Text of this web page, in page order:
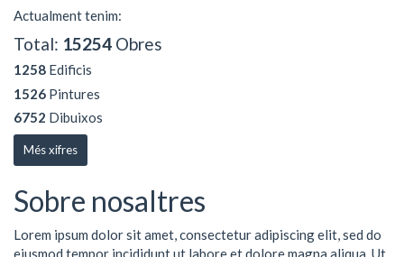
Actualment tenim:
Total: 15254 Obres
1258 Edificis
1526 Pintures
6752 Dibuixos
Més xifres
Sobre nosaltres
Lorem ipsum dolor sit amet, consectetur adipiscing elit, sed do
eiusmod tempor incididunt ut labore et dolore magna aliqua. Ut